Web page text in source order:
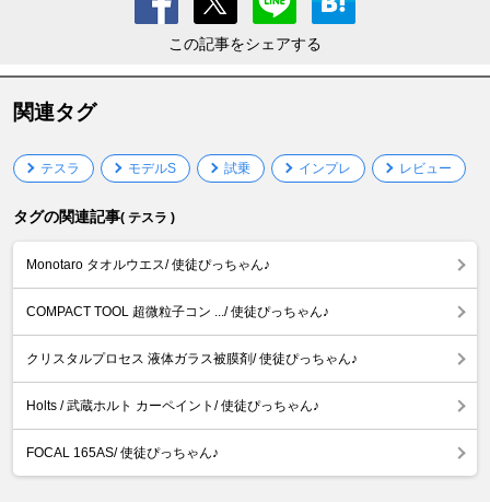
この記事をシェアする
関連タグ
テスラ モデルS 試乗 インプレ レビュー
タグの関連記事( テスラ )
Monotaro タオルウエス/ 使徒ぴっちゃん♪
COMPACT TOOL 超微粒子コン .../ 使徒ぴっちゃん♪
クリスタルプロセス 液体ガラス被膜剤/ 使徒ぴっちゃん♪
Holts / 武蔵ホルト カーペイント/ 使徒ぴっちゃん♪
FOCAL 165AS/ 使徒ぴっちゃん♪